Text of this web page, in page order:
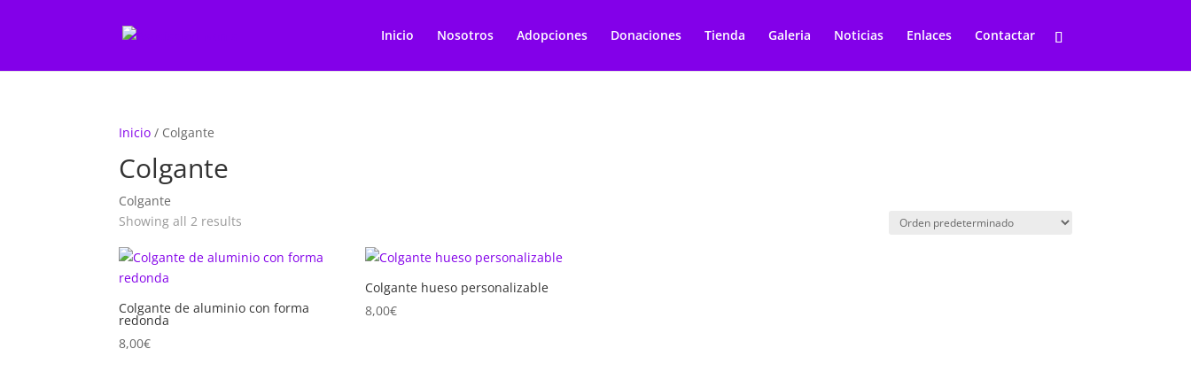
Inicio Nosotros Adopciones Donaciones Tienda Galeria Noticias Enlaces Contactar
Inicio / Colgante
Colgante
Colgante
Showing all 2 results
Colgante de aluminio con forma
redonda
8,00€
Colgante hueso personalizable
8,00€